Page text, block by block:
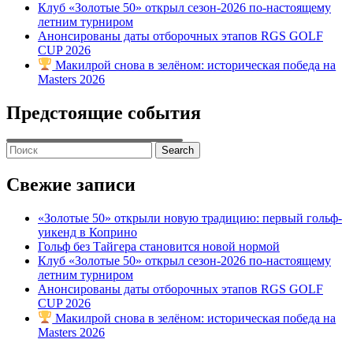
Клуб «Золотые 50» открыл сезон-2026 по-настоящему
летним турниром
Анонсированы даты отборочных этапов RGS GOLF
CUP 2026
Макилрой снова в зелёном: историческая победа на
Masters 2026
Предстоящие события
Search
for:
Свежие записи
«Золотые 50» открыли новую традицию: первый гольф-
уикенд в Коприно
Гольф без Тайгера становится новой нормой
Клуб «Золотые 50» открыл сезон-2026 по-настоящему
летним турниром
Анонсированы даты отборочных этапов RGS GOLF
CUP 2026
Макилрой снова в зелёном: историческая победа на
Masters 2026